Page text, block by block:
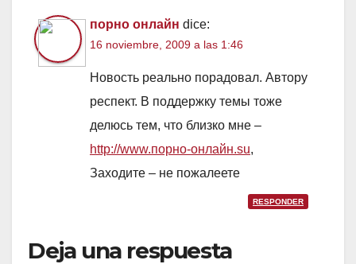
порно онлайн dice:
16 noviembre, 2009 a las 1:46
Новость реально порадовал. Автору
респект. В поддержку темы тоже
делюсь тем, что близко мне –
http://www.порно-онлайн.su,
Заходите – не пожалеете
RESPONDER
Deja una respuesta